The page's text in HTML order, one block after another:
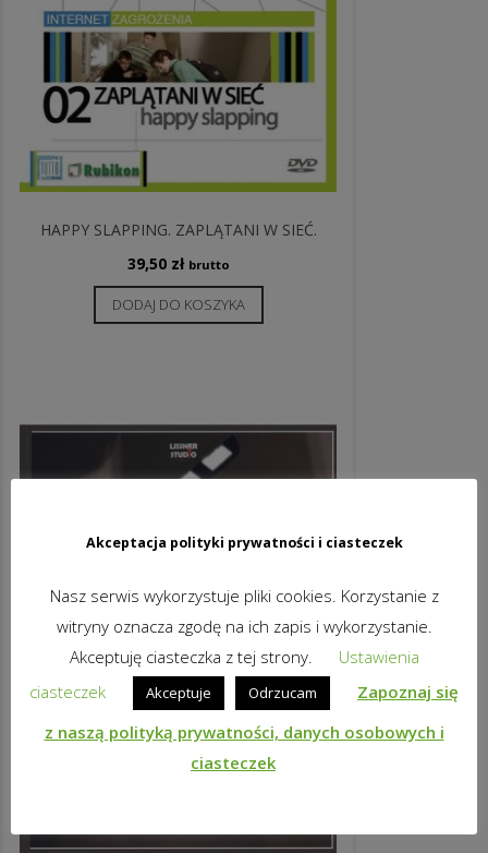
HAPPY SLAPPING. ZAPLĄTANI W SIEĆ.
39,50 zł brutto
DODAJ DO KOSZYKA
Akceptacja polityki prywatności i ciasteczek
Nasz serwis wykorzystuje pliki cookies. Korzystanie z
witryny oznacza zgodę na ich zapis i wykorzystanie.
Akceptuję ciasteczka z tej strony.
Ustawienia
ciasteczek
Akceptuje Odrzucam
Zapoznaj się
z naszą polityką prywatności, danych osobowych i
ciasteczek